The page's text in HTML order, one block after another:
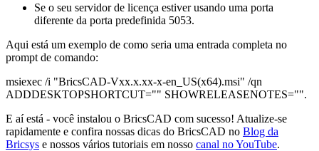
Se o seu servidor de licença estiver usando uma porta
diferente da porta predefinida 5053.
Aqui está um exemplo de como seria uma entrada completa no
prompt de comando:
msiexec /i "BricsCAD-Vxx.x.xx-x-en_US(x64).msi" /qn
ADDDESKTOPSHORTCUT="" SHOWRELEASENOTES="".
E aí está - você instalou o BricsCAD com sucesso! Atualize-se
rapidamente e confira nossas dicas do BricsCAD no Blog da
Bricsys e nossos vários tutoriais em nosso canal no YouTube.